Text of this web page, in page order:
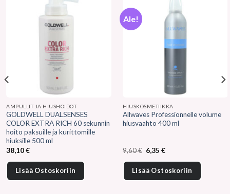
AMPULLIT JA HIUSHOIDOT
GOLDWELL DUALSENSES
COLOR EXTRA RICH 60 sekunnin
hoito paksuille ja kurittomille
hiuksille 500 ml
38,10€
Lisää Ostoskoriin
Ale!
HIUSKOSMETIIKKA
Allwaves Professionnelle volume
hiusvaahto 400 ml
9,60€ Alkuperäinen
hinta
oli:
9,60 €.
6,35€Nykyinen
on:
6,35 €.
Lisää Ostoskoriin